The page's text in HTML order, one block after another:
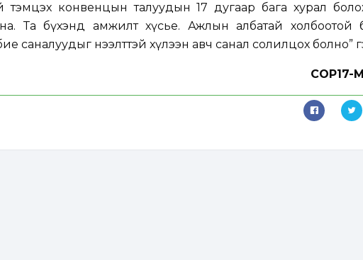
тэмцэх конвенцын талуудын 17 дугаар бага хурал
Та бүхэнд амжилт хүсье. Ажлын албатай холбоотой
саналуудыг нээлттэй хүлээн авч санал солилцох болно”
COP17-